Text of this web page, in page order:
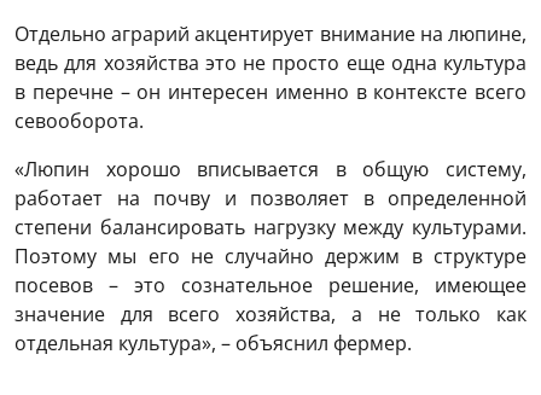
Отдельно аграрий акцентирует внимание на люпине,
ведь для хозяйства это не просто еще одна культура
в перечне – он интересен именно в контексте всего
севооборота.
«Люпин хорошо вписывается в общую систему,
работает на почву и позволяет в определенной
степени балансировать нагрузку между культурами.
Поэтому мы его не случайно держим в структуре
посевов – это сознательное решение, имеющее
значение для всего хозяйства, а не только как
отдельная культура», – объяснил фермер.